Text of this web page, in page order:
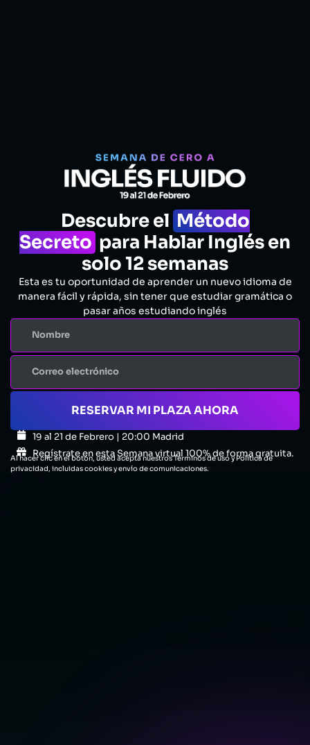
Descubre el Método
Secreto para Hablar Inglés en
solo 12 semanas
Esta es tu oportunidad de aprender un nuevo idioma de
manera fácil y rápida, sin tener que estudiar gramática o
pasar años estudiando inglés
RESERVAR MI PLAZA AHORA
19 al 21 de Febrero | 20:00 Madrid
Regístrate en esta Semana virtual 100% de forma gratuita.
Al hacer clic en el botón, usted acepta nuestros Términos de uso y Política de
privacidad, incluidas cookies y envío de comunicaciones.